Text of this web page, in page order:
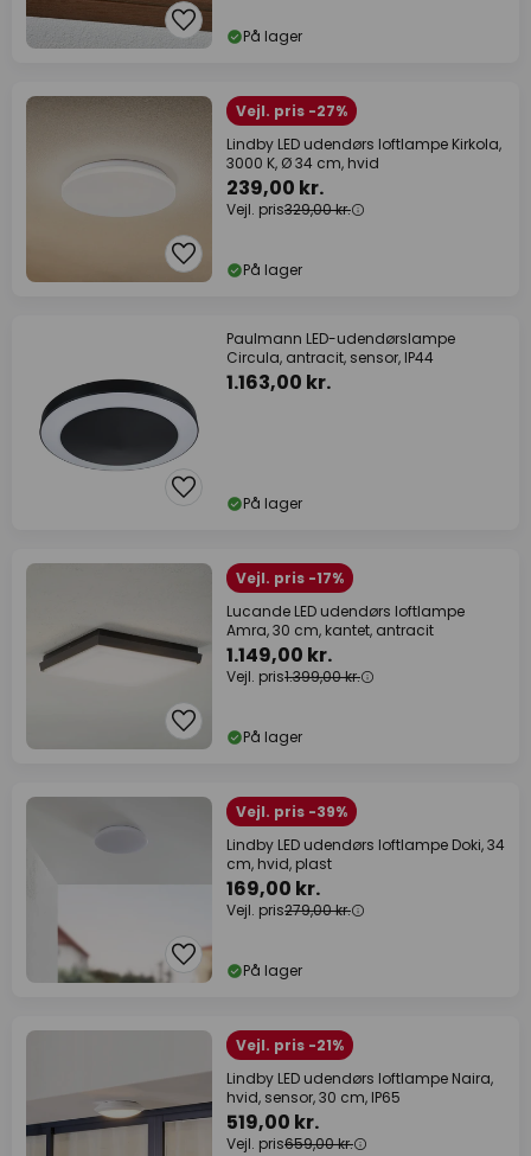
På lager
Vejl. pris -27%
Lindby LED udendørs loftlampe Kirkola,
3000 K, Ø 34 cm, hvid
239,00 kr.
Vejl. pris329,00 kr.
På lager
Paulmann LED-udendørslampe
Circula, antracit, sensor, IP44
1.163,00 kr.
På lager
Vejl. pris -17%
Lucande LED udendørs loftlampe
Amra, 30 cm, kantet, antracit
1.149,00 kr.
Vejl. pris1.399,00 kr.
På lager
Vejl. pris -39%
Lindby LED udendørs loftlampe Doki, 34
cm, hvid, plast
169,00 kr.
Vejl. pris279,00 kr.
På lager
Vejl. pris -21%
Lindby LED udendørs loftlampe Naira,
hvid, sensor, 30 cm, IP65
519,00 kr.
Vejl. pris659,00 kr.